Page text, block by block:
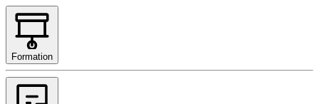
Formation